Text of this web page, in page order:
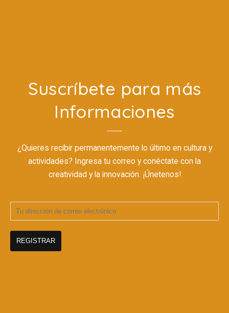
Suscríbete para más
Informaciones
¿Quieres recibir permanentemente lo último en cultura y
actividades? Ingresa tu correo y conéctate con la
creatividad y la innovación. ¡Únetenos!